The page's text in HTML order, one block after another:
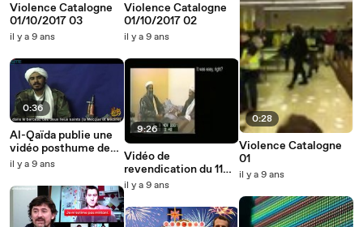
Violence Catalogne
01/10/2017 03
il y a 9 ans
0:36
Al-Qaïda publie une
vidéo posthume de
deux auteurs du 11-
Monde.fr -
Dailymotion
il y a 9 ans
Violence Catalogne
01/10/2017 02
il y a 9 ans
9:26
Vidéo de
revendication du 11
septembre par Ben
il y a 9 ans
0:28
Violence Catalogne
01
il y a 9 ans